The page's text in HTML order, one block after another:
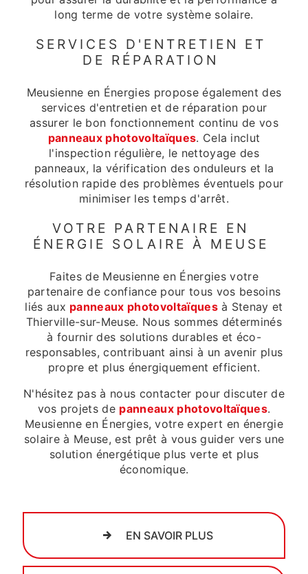
long terme de votre système solaire.
SERVICES D'ENTRETIEN ET
DE RÉPARATION
Meusienne en Énergies propose également des
services d'entretien et de réparation pour
assurer le bon fonctionnement continu de vos
panneaux photovoltaïques. Cela inclut
l'inspection régulière, le nettoyage des
panneaux, la vérification des onduleurs et la
résolution rapide des problèmes éventuels pour
minimiser les temps d'arrêt.
VOTRE PARTENAIRE EN
ÉNERGIE SOLAIRE À MEUSE
Faites de Meusienne en Énergies votre
partenaire de confiance pour tous vos besoins
liés aux panneaux photovoltaïquesà Stenay et
Thierville-sur-Meuse. Nous sommes déterminés
à fournir des solutions durables et éco-
responsables, contribuant ainsi à un avenir plus
propre et plus énergiquement efficient.
N'hésitez pas à nous contacter pour discuter de
vos projets de panneaux photovoltaïques.
Meusienne en Énergies, votre expert en énergie
solaire à Meuse, est prêt à vous guider vers une
solution énergétique plus verte et plus
économique.
EN SAVOIR PLUS